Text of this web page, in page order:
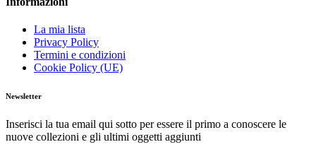
La mia lista
Privacy Policy
Termini e condizioni
Cookie Policy (UE)
Newsletter
Inserisci la tua email qui sotto per essere il primo a conoscere le
nuove collezioni e gli ultimi oggetti aggiunti